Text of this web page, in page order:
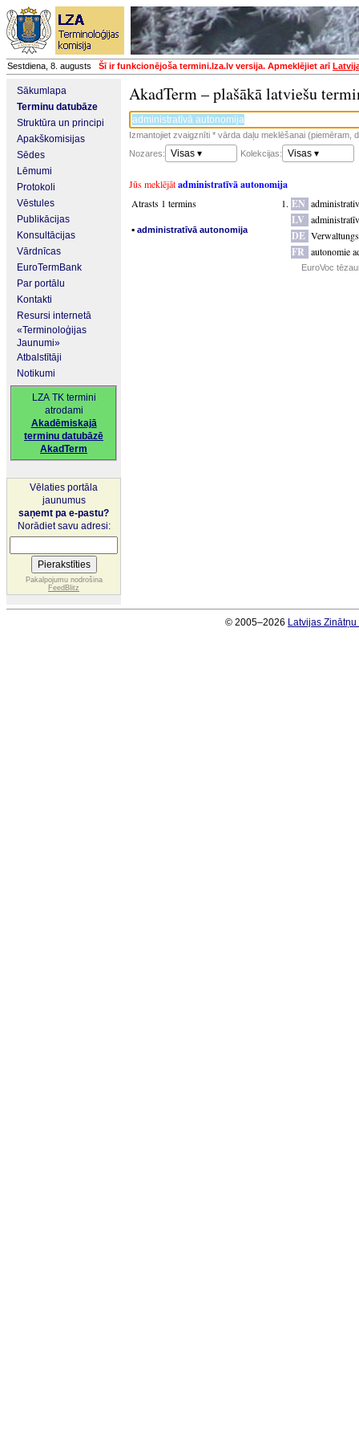
Sestdiena, 8. augusts Šī ir funkcionējoša termini.lza.lv versija. Apmeklējiet arī
Sākumlapa
Terminu datubāze
Struktūra un principi
Apakškomisijas
Sēdes
Lēmumi
Protokoli
Vēstules
Publikācijas
Konsultācijas
Vārdnīcas
EuroTermBank
Par portālu
Kontakti
Resursi internetā
«Terminoloģijas
Jaunumi»
Atbalstītāji
Notikumi
LZA TK termini
atrodami
Akadēmiskajā
terminu datubāzē
AkadTerm
Vēlaties portāla
jaunumus
saņemt pa e-pastu?
Norādiet savu adresi:
Pakalpojumu nodrošina
FeedBlitz
AkadTerm – plašākā latviešu
Izmantojiet zvaigznīti * vārda daļu meklēšanai (piemēram,
Nozares:
Visas ▾ Kolekcijas: Visas ▾
Jūs meklējātadministratīvā autonomija
Atrasts 1 termins
▪ administratīvā autonomija
EN
LV
DE
FR autonomie
EuroVoc
© 2005–2026 Latvijas